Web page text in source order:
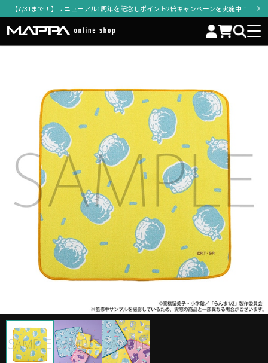
【7/31まで！】リニューアル1周年を記念しポイント2倍キャンペーンを実施中！